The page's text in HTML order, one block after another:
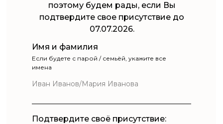
поэтому будем рады, если Вы
подтвердите свое присутствие до
07.07.2026.
Имя и фамилия
Если будете с парой / семьёй, укажите все
имена
Подтвердите своё присутствие: